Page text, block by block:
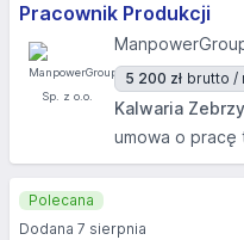
Pracownik Produkcji
5 200 zł brutto /
Kalwaria
umowa o pracę
Polecana
Dodana 7 sierpnia